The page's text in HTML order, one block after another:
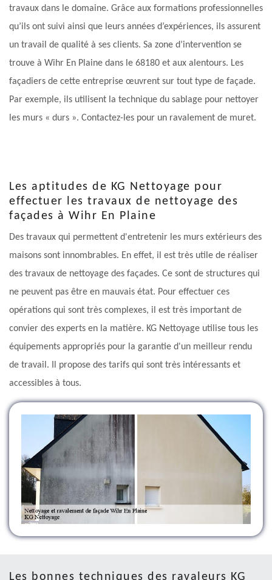
travaux dans le domaine. Grâce aux formations professionnelles
qu’ils ont suivi ainsi que leurs années d’expériences, ils assurent
un travail de qualité à ses clients. Sa zone d’intervention se
trouve à Wihr En Plaine dans le 68180 et aux alentours. Les
façadiers de cette entreprise œuvrent sur tout type de façade.
Par exemple, ils utilisent la technique du sablage pour nettoyer
les murs « durs ». Contactez-les pour un ravalement de muret.
Les aptitudes de KG Nettoyage pour
effectuer les travaux de nettoyage des
façades à Wihr En Plaine
Des travaux qui permettent d'entretenir les murs extérieurs des
maisons sont innombrables. En effet, il est très utile de réaliser
des travaux de nettoyage des façades. Ce sont de structures qui
ne peuvent pas être en mauvais état. Pour effectuer ces
opérations qui sont très complexes, il est très important de
convier des experts en la matière. KG Nettoyage utilise tous les
équipements appropriés pour la garantie d'un meilleur rendu
de travail. Il propose des tarifs qui sont très intéressants et
accessibles à tous.
Les bonnes techniques des ravaleurs KG